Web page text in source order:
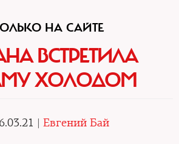
НА САЙТЕ
ВСТРЕТИЛА
ХОЛОДОМ
| Евгений Бай